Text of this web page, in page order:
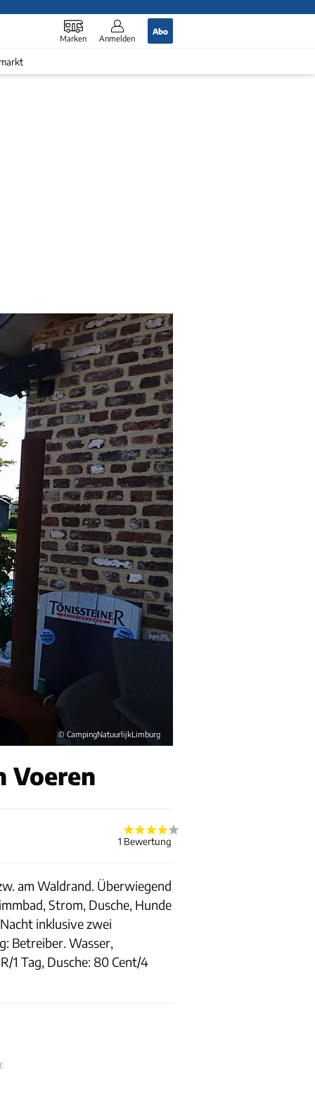
Marken Anmelden
Abo
© CampingNatuurlijkLimburg
Voeren
1 Bewertung
am Waldrand. Überwiegend
Strom, Dusche, Hunde
inklusive zwei
Betreiber. Wasser,
1 Tag, Dusche: 80 Cent/4